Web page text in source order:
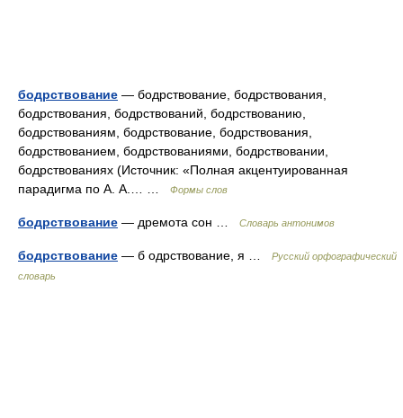
бодрствование — бодрствование, бодрствования,
бодрствования, бодрствований, бодрствованию,
бодрствованиям, бодрствование, бодрствования,
бодрствованием, бодрствованиями, бодрствовании,
бодрствованиях (Источник: «Полная акцентуированная
парадигма по А. А.… …
Формы слов
бодрствование — дремота сон … Словарь антонимов
бодрствование — б одрствование, я …
Русский орфографический
словарь